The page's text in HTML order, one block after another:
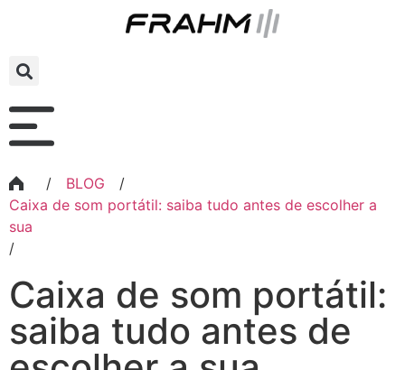
/ BLOG
/
Caixa de som portátil: saiba tudo antes de escolher a
sua
/
Caixa de som portátil:
saiba tudo antes de